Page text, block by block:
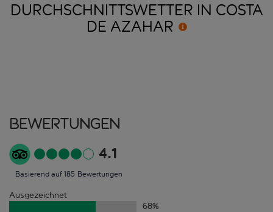
DURCHSCHNITTSWETTER IN COSTA
DE AZAHAR
Bewertungen
4.1
Basierend auf 185 Bewertungen
Ausgezeichnet
68%